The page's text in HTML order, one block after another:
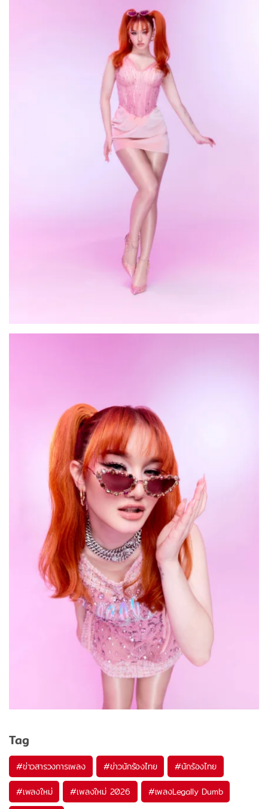
Tag
#ข่าวสารวงการเพลง #ข่าวนักร้องไทย #นักร้องไทย
#เพลงใหม่ #เพลงใหม่ 2026 #เพลงLegally Dumb